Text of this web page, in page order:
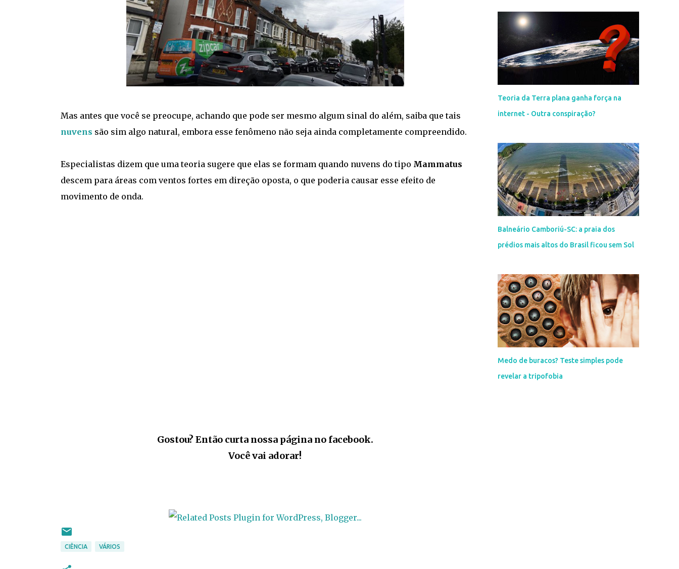
Mas antes que você se preocupe, achando que pode ser mesmo algum sinal do além, saiba que tais
nuvens são sim algo natural, embora esse fenômeno não seja ainda completamente compreendido.
Especialistas dizem que uma teoria sugere que elas se formam quando nuvens do tipo Mammatus
descem para áreas com ventos fortes em direção oposta, o que poderia causar esse efeito de
movimento de onda.
Gostou? Então curta nossa página no facebook.
Você vai adorar!
CIÊNCIA VÁRIOS
Teoria da Terra plana ganha força na
internet - Outra conspiração?
Balneário Camboriú-SC: a praia dos
prédios mais altos do Brasil ficou sem Sol
Medo de buracos? Teste simples pode
revelar a tripofobia